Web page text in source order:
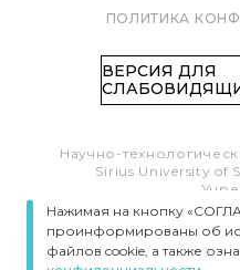
ПОЛИТИКА
ВЕРСИЯ ДЛЯ
Научно-
Sirius University of
Образовательный
Федеральная
Тел.:8
Нажимая на кнопку
проинформированы об
файлов cookie, а также